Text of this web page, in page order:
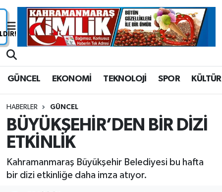
GÜNCEL EKONOMİ TEKNOLOJİ SPOR KÜLTÜR
HABERLER GÜNCEL
BÜYÜKŞEHİR’DEN BİR DİZİ
ETKİNLİK
Kahramanmaraş Büyükşehir Belediyesi bu hafta
bir dizi etkinliğe daha imza atıyor.
Nöbetçi Eczaneler
Trafik Durumu
Süper Lig Puan Durumu ve Fikstür
Tüm Manşetler